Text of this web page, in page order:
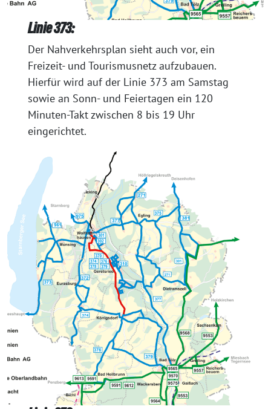
Linie 373:
Der Nahverkehrsplan sieht auch vor, ein
Freizeit- und Tourismusnetz aufzubauen.
Hierfür wird auf der Linie 373 am Samstag
sowie an Sonn- und Feiertagen ein 120
Minuten-Takt zwischen 8 bis 19 Uhr
eingerichtet.